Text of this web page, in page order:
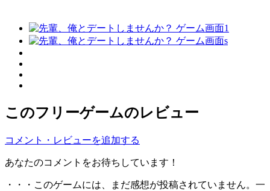
このフリーゲームのレビュー
コメント・レビューを追加する
あなたのコメントをお待ちしています！
・・・このゲームには、まだ感想が投稿されていません。一